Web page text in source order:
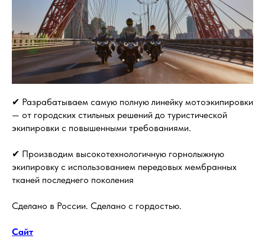
✔ Разрабатываем самую полную линейку мотоэкипировки
— от городских стильных решений до туристической
экипировки с повышенными требованиями.
✔ Производим высокотехнологичную горнолыжную
экипировку с использованием передовых мембранных
тканей последнего поколения
Сделано в России. Сделано с гордостью.
Сайт